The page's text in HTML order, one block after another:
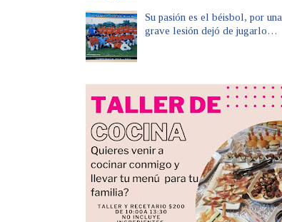
Su pasión es el béisbol, por una
grave lesión dejó de jugarlo…